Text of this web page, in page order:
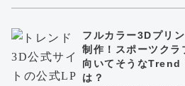
フルカラー3Dプリ
制作！スポーツクラ
向いてそうなTrend
は？